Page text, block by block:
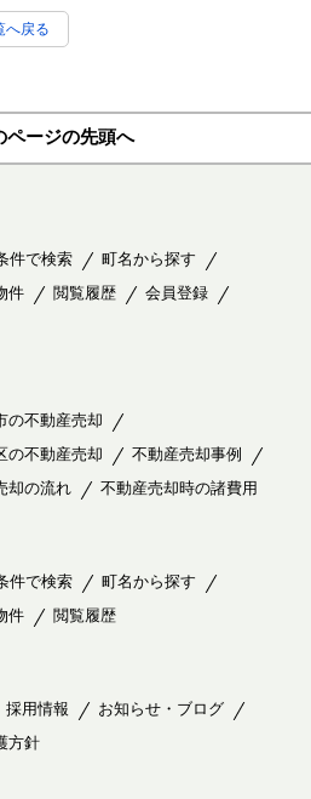
へ戻る
ページの先頭へ
件で検索
町名から探す
件 閲覧履歴
会員登録
の不動産売却
の不動産売却
不動産売却事例
却の流れ 不動産売却時の諸費用
件で検索
町名から探す
件 閲覧履歴
採用情報
お知らせ・ブログ
方針